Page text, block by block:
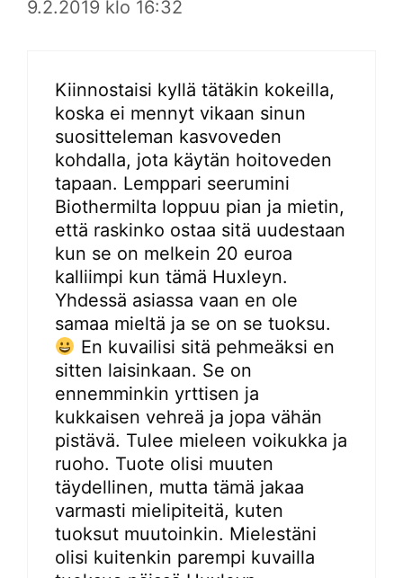
9.2.2019 klo 16:32
Kiinnostaisi kyllä tätäkin kokeilla,
koska ei mennyt vikaan sinun
suositteleman kasvoveden
kohdalla, jota käytän hoitoveden
tapaan. Lemppari seerumini
Biothermilta loppuu pian ja mietin,
että raskinko ostaa sitä uudestaan
kun se on melkein 20 euroa
kalliimpi kun tämä Huxleyn.
Yhdessä asiassa vaan en ole
samaa mieltä ja se on se tuoksu.
En kuvailisi sitä pehmeäksi en
sitten laisinkaan. Se on
ennemminkin yrttisen ja
kukkaisen vehreä ja jopa vähän
pistävä. Tulee mieleen voikukka ja
ruoho. Tuote olisi muuten
täydellinen, mutta tämä jakaa
varmasti mielipiteitä, kuten
tuoksut muutoinkin. Mielestäni
olisi kuitenkin parempi kuvailla